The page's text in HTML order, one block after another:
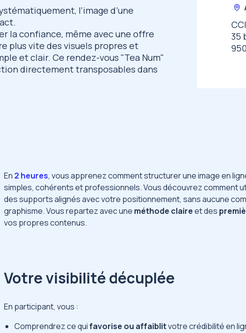
l’image d’une
la confiance, même avec une offre
plus vite des visuels propres et
et clair. Ce rendez-vous "Tea Num"
directement transposables dans
35
En 2 heures, vous apprenez comment structurer une image en
simples, cohérents et professionnels. Vous découvrez comment
des supports alignés avec votre positionnement, sans aucune
graphisme. Vous repartez avec une méthode claireet des
vos propres contenus.
Votre visibilité décuplée
En participant, vous :
Comprendrez ce quifavorise ou affaiblitvotre crédibilité en